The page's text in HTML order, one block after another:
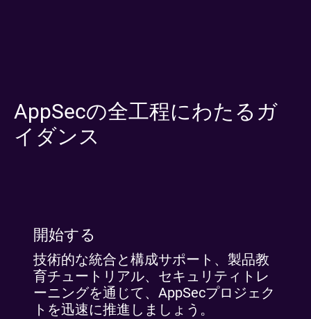
AppSecの全工程にわたるガ
イダンス
開始する
技術的な統合と構成サポート、製品教
育チュートリアル、セキュリティトレ
ーニングを通じて、AppSecプロジェク
トを迅速に推進しましょう。